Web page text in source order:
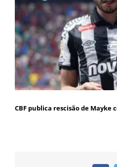
CBF publica rescisão de Mayke